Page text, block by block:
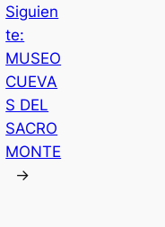
Siguien
te:
MUSEO
CUEVA
S DEL
SACRO
MONTE
→